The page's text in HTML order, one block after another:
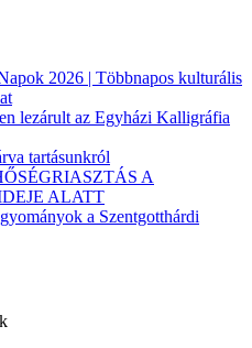
2026 | Többnapos kulturális
lezárult az Egyházi Kalligráfia
tartásunkról
A
ALATT
a Szentgotthárdi